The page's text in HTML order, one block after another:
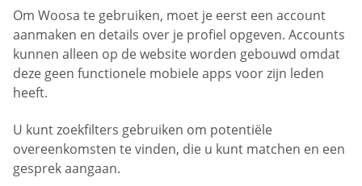
Om Woosa te gebruiken, moet je eerst een account
aanmaken en details over je profiel opgeven. Accounts
kunnen alleen op de website worden gebouwd omdat
deze geen functionele mobiele apps voor zijn leden
heeft.
U kunt zoekfilters gebruiken om potentiële
overeenkomsten te vinden, die u kunt matchen en een
gesprek aangaan.